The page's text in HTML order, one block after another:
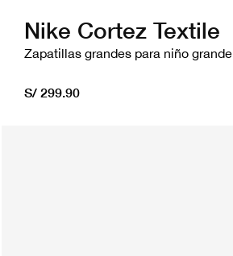
Nike Cortez Textile
Zapatillas grandes para niño grande
S/ 299.90